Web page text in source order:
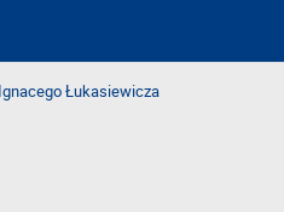
Łukasiewicza